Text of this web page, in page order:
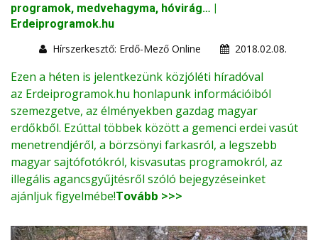
programok, medvehagyma, hóvirág… |
Erdeiprogramok.hu
Hírszerkesztő: Erdő-Mező Online
2018.02.08.
Ezen a héten is jelentkezünk közjóléti híradóval
az Erdeiprogramok.hu honlapunk információiból
szemezgetve, az élményekben gazdag magyar
erdőkből. Ezúttal többek között a gemenci erdei vasút
menetrendjéről, a börzsönyi farkasról, a legszebb
magyar sajtófotókról, kisvasutas programokról, az
illegális agancsgyűjtésről szóló bejegyzéseinket
ajánljuk figyelmébe!Tovább >>>